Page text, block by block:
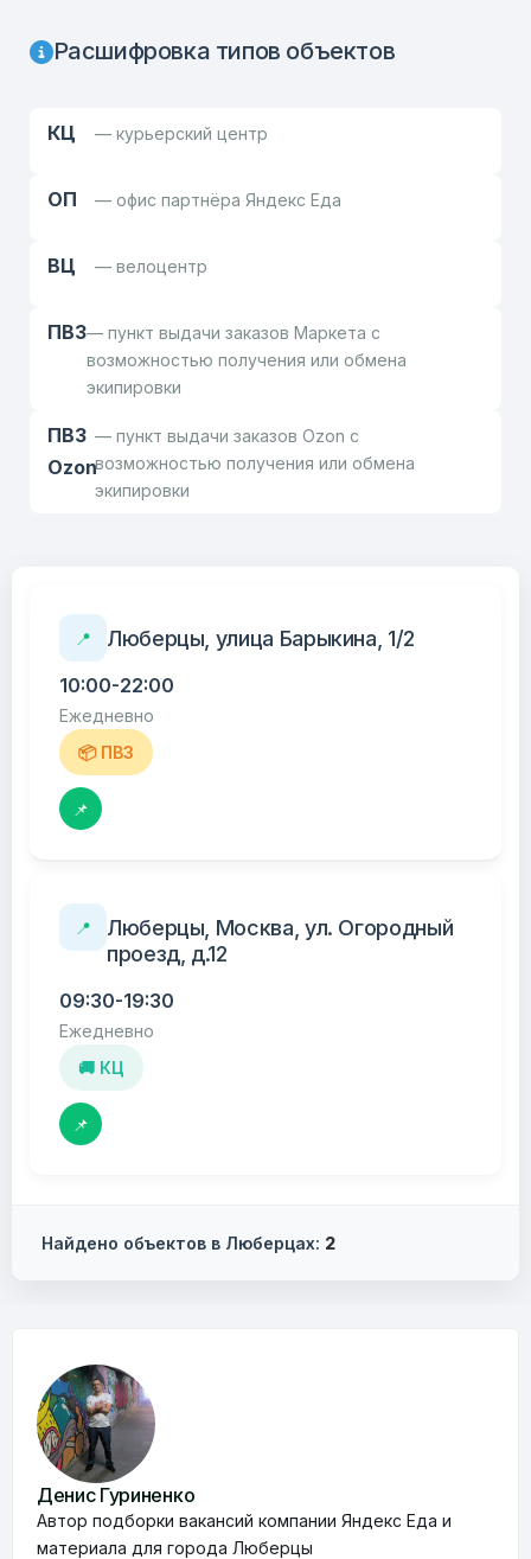
Расшифровка типов объектов
КЦ — курьерский центр
ОП — офис партнёра Яндекс Еда
ВЦ — велоцентр
ПВЗ— пункт выдачи заказов Маркета с
возможностью получения или обмена
экипировки
ПВЗ
Ozon
— пункт выдачи заказов Ozon с
возможностью получения или обмена
экипировки
📍 Люберцы, улица Барыкина, 1/2
10:00-22:00
Ежедневно
📦 ПВЗ
📌
📍
Люберцы, Москва, ул. Огородный
проезд, д.12
09:30-19:30
Ежедневно
🚚 КЦ
📌
Найдено объектов в Люберцах: 2
Денис Гуриненко
Автор подборки вакансий компании Яндекс Еда и
материала для города Люберцы